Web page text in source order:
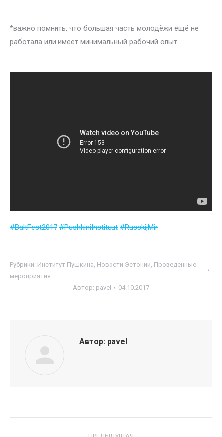
*важно помнить, что большая часть молодёжи ещё не
работала или имеет минимальный рабочий опыт.
#BaltFest2017 #PushkiniInstituut #RusskijMir
Рубрики: Институт Пушкина, Новости Эстонии, Проведенные
мероприятия
Автор: pavel 04.10.2017
Автор: pavel